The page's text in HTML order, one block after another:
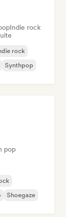
Indie rock
rock
Synthpop
pop
Shoegaze